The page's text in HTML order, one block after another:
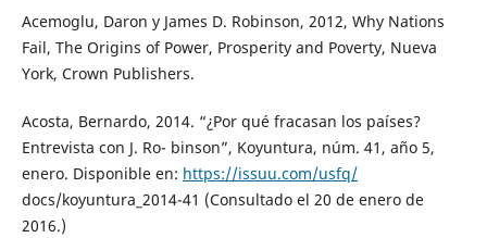
Acemoglu, Daron y James D. Robinson, 2012, Why Nations
Fail, The Origins of Power, Prosperity and Poverty, Nueva
York, Crown Publishers.
Acosta, Bernardo, 2014. “¿Por qué fracasan los países?
Entrevista con J. Ro- binson”, Koyuntura, núm. 41, año 5,
enero. Disponible en: https://issuu.com/usfq/
docs/koyuntura_2014-41 (Consultado el 20 de enero de
2016.)